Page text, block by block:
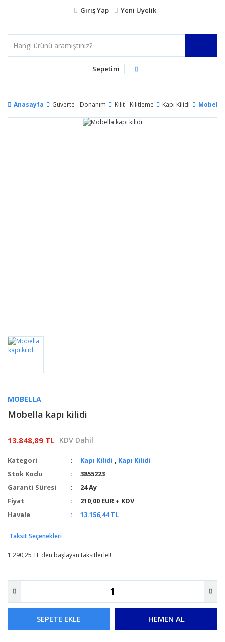
Giriş Yap Yeni Üyelik
Sepetim
Anasayfa Güverte - Donanım Kilit - Kilitleme Kapı Kilidi
MOBELLA
Mobella kapı kilidi
13.848,89 TL KDV Dahil
Kategori Kapı Kilidi , Kapı Kilidi
Stok Kodu
3855223
Garanti Süresi
24 Ay
Fiyat
210,00 EUR + KDV
Havale
13.156,44 TL
Taksit Seçenekleri
1.290,25 TL den başlayan taksitlerle!!
SEPETE EKLE HEMEN AL